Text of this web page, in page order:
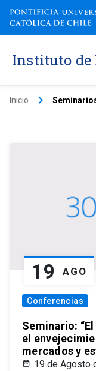
Instituto de
Inicio keyboard_arrow_right
19 AGO
Conferencias
Seminario:
el
mercados y
19 de Agosto